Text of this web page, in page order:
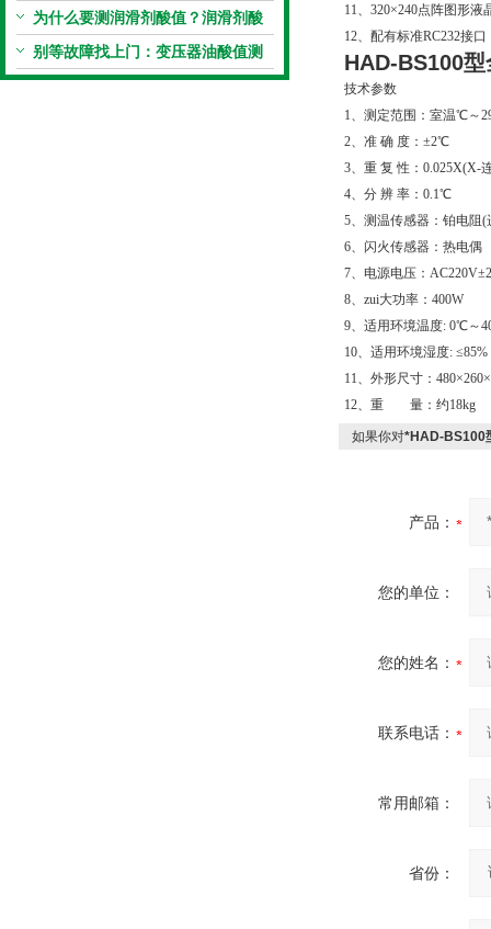
50%
为什么要测润滑剂酸值？润滑剂酸
值测定法告诉你答案
别等故障找上门：变压器油酸值测
试仪的预警功能
11、320×240点阵图形
12、配有标准RC232接
HAD-BS100
技术参数
1、测定范围：室温℃～
2、准 确 度：±2℃
3、重 复 性：0.025X(X-
4、分 辨 率：0.1℃
5、测温传感器：铂电阻(
6、闪火传感器：热电偶
7、电源电压：
8、zui大功率：400W
9、适用环境温度: 0℃～
10、适用环境湿度: ≤85%
11、外形尺寸：
12、重 量：约18kg
如果你对*HAD-BS100
产品：
您的单位：
您的姓名：
联系电话：
常用邮箱：
省份：